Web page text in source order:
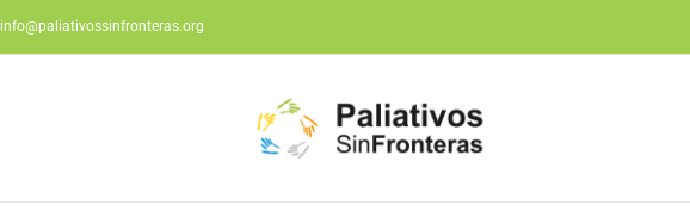
info@paliativossinfronteras.org